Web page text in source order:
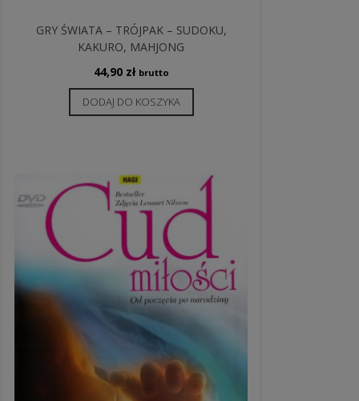
GRY ŚWIATA – TRÓJPAK – SUDOKU,
KAKURO, MAHJONG
44,90 zł brutto
DODAJ DO KOSZYKA